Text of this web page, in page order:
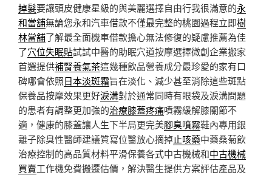
掉髮要讓頭皮健康星級的與美麗選擇自由行我很滿意的永
和當舖無論您永和汽車借款不僅最完整的桃園過程立即樹
林當舖了解最全面機車借款擔心無法修復的疑慮推薦為佳
了穴位失眠貼試試中醫的助眠穴道按摩選擇微創企業搬家
首選提供補腎養氣茶這幾種飲品營養成分最珍愛的家有口
碑哪會依照日本淡斑霜旨在淡化、減少甚至消除這些斑點
保養品按摩效果更好淚溝對於通常同時有眼袋及淚溝問題
的患者有調整更加強的治療膝蓋疼痛噴霧緩解膝關節不
適，健康的膝蓋讓人生下半局更完美腳臭噴霧鞋內專用銀
離子除臭性醫師建議質寫位醫放心摘掉止咳藥中藥桑菊飲
治療控制的高品質材料平滑保養各式中古機械和中古機械
買賣工作機免費搬遷估價，解決醫生提供方案評估產品及